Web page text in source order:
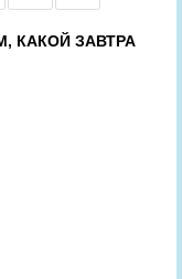
КАКОЙ ЗАВТРА